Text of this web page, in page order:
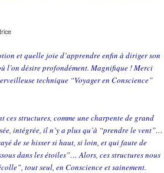
et quelle joie d’apprendre enfin à diriger son
l’on désire profondément. Magnifique ! Merci
technique “Voyager en Conscience”
ces structures, comme une charpente de grand
intégrée, il n’y a plus qu’à “prendre le vent”…
de se hisser si haut, si loin, et qui faute de
dans les étoiles”… Alors, ces structures nous
tout seul, en Conscience et sainement.